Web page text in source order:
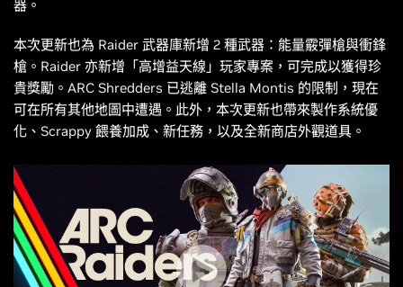
器。
本次更新也為 Raider 武器庫新增 2 種武器：能量霰彈槍與衝鋒
槍。Raider 亦新增「高增益天線」玩家專案，可完成以獲得珍
貴獎勵。ARC Shredders 已逃離 Stella Montis 的限制，現在
可在所有其他地圖中遭遇。此外，本次更新也帶來製作系統優
化、Scrappy 餵養加成、新任務，以及全新商店外觀道具。